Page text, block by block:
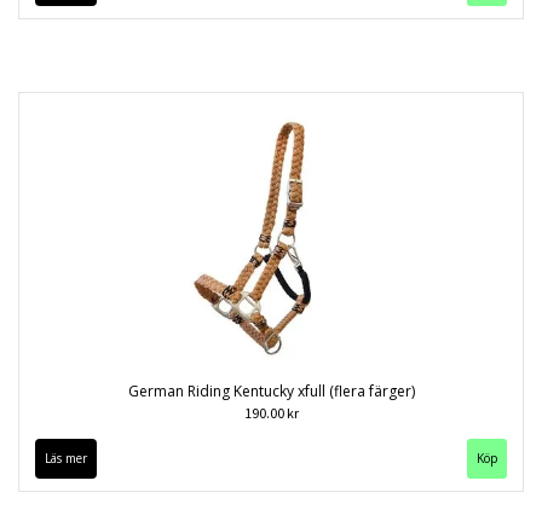
German Riding Kentucky xfull (flera färger)
190.00 kr
Läs mer Köp